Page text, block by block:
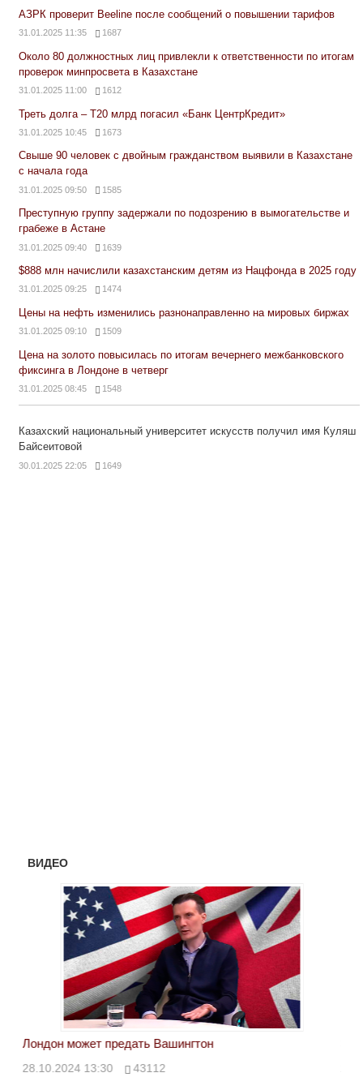
АЗРК проверит Beeline после сообщений о повышении тарифов
31.01.2025 11:35 1687
Около 80 должностных лиц привлекли к ответственности по итогам
проверок минпросвета в Казахстане
31.01.2025 11:00 1612
Треть долга – Т20 млрд погасил «Банк ЦентрКредит»
31.01.2025 10:45 1673
Свыше 90 человек с двойным гражданством выявили в Казахстане
с начала года
31.01.2025 09:50 1585
Преступную группу задержали по подозрению в вымогательстве и
грабеже в Астане
31.01.2025 09:40 1639
$888 млн начислили казахстанским детям из Нацфонда в 2025 году
31.01.2025 09:25 1474
Цены на нефть изменились разнонаправленно на мировых биржах
31.01.2025 09:10 1509
Цена на золото повысилась по итогам вечернего межбанковского
фиксинга в Лондоне в четверг
31.01.2025 08:45 1548
Казахский национальный университет искусств получил имя Куляш
Байсеитовой
30.01.2025 22:05 1649
ВИДЕО
Лондон может предать Вашингтон
28.10.2024 13:30 43112